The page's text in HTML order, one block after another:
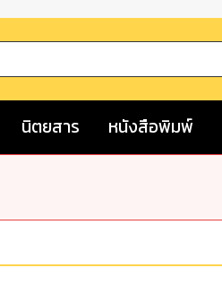
นิตยสาร หนังสือพิมพ์